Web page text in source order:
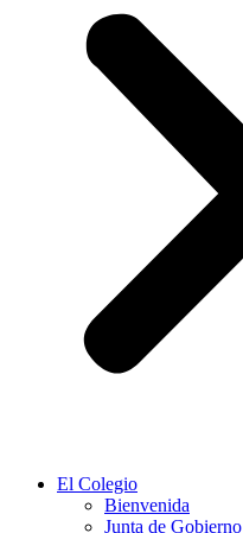
El Colegio
Bienvenida
Junta de Gobierno